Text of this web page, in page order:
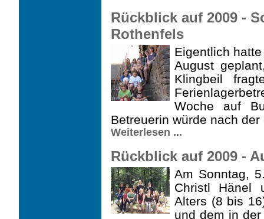
Rückblick auf 2009 -
Rothenfels
Eigentlich
August
Klingbeil
Woche auf
Betreuerin würde nach
Weiterlesen ...
Rückblick auf 2009 -
Am Sonntag,
Christl Hänel
Alters (8 bis
und dem in